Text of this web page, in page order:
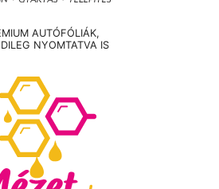
AUTÓFÓLIÁK,
NYOMTATVA IS